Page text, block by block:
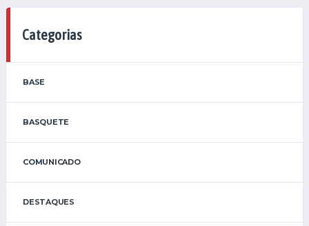
Categorias
BASE
BASQUETE
COMUNICADO
DESTAQUES